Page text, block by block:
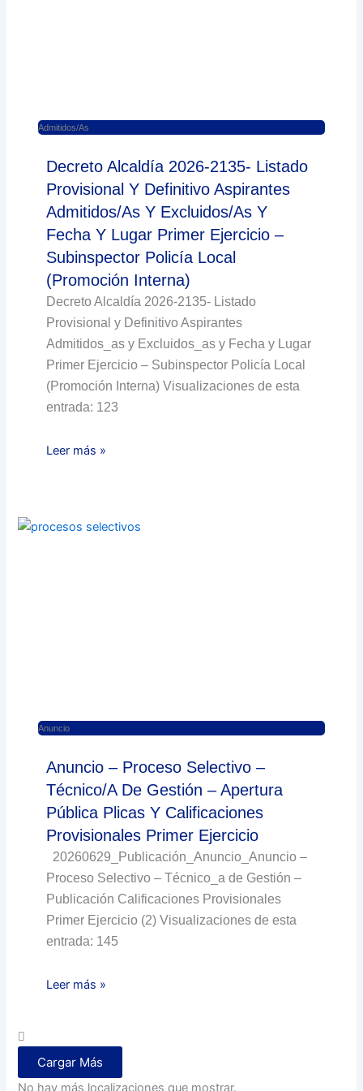
Admitidos/as
Decreto Alcaldía 2026-2135- Listado
Provisional Y Definitivo Aspirantes
Admitidos/as Y Excluidos/as Y
Fecha Y Lugar Primer Ejercicio –
Subinspector Policía Local
(Promoción Interna)
Decreto Alcaldía 2026-2135- Listado
Provisional y Definitivo Aspirantes
Admitidos_as y Excluidos_as y Fecha y Lugar
Primer Ejercicio – Subinspector Policía Local
(Promoción Interna) Visualizaciones de esta
entrada: 123
Leer más »
Anuncio
Anuncio – Proceso Selectivo –
Técnico/a De Gestión – Apertura
Pública Plicas Y Calificaciones
Provisionales Primer Ejercicio
20260629_Publicación_Anuncio_Anuncio –
Proceso Selectivo – Técnico_a de Gestión –
Publicación Calificaciones Provisionales
Primer Ejercicio (2) Visualizaciones de esta
entrada: 145
Leer más »
Cargar Más
No hay más localizaciones que mostrar.